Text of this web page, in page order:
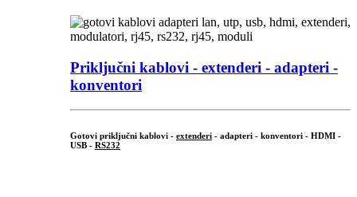
Priključni kablovi - extenderi - adapteri -
konventori
Gotovi priključni kablovi - extenderi - adapteri - konventori - HDMI -
USB - RS232